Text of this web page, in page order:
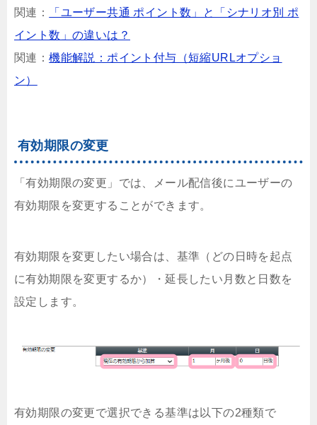
関連：
「ユーザー共通 ポイント数」と「シナリオ別 ポ
イント数」の違いは？
関連：機能解説：ポイント付与（短縮URLオプショ
ン）
有効期限の変更
「有効期限の変更」では、メール配信後にユーザーの
有効期限を変更することができます。
有効期限を変更したい場合は、基準（どの日時を起点
に有効期限を変更するか）・延長したい月数と日数を
設定します。
有効期限の変更で選択できる基準は以下の2種類で